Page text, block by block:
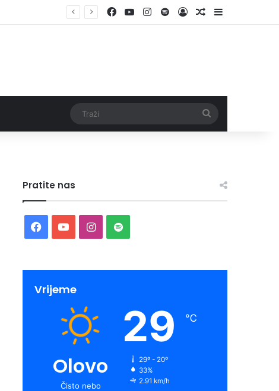
Facebook
YouTubeInstagram
SpotifyLog InRandom Article
Sidebar
Pratite nas
Facebook
YouTubeInstagram
Spotify
Vrijeme
Olovo
Čisto nebo
29 ℃
29º - 20º
33%
2.91 km/h